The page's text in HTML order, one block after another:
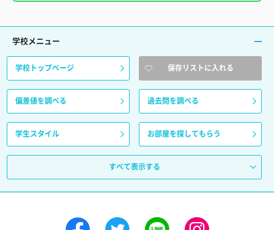
学校メニュー
学校トップページ 保存リストに入れる
偏差値を調べる 過去問を調べる
学生スタイル お部屋を探してもらう
すべて表示する